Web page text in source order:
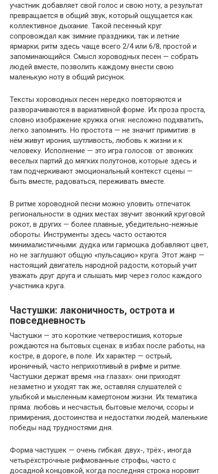
участник добавляет свой голос и свою ноту, а результат
превращается в общий звук, который ощущается как
коллективное дыхание. Такой песенный круг
сопровождал как зимние праздники, так и летние
ярмарки; ритм здесь чаще всего 2/4 или 6/8, простой и
запоминающийся. Смысл хороводных песен — собрать
людей вместе, позволить каждому внести свою
маленькую ноту в общий рисунок.
Тексты хороводных песен нередко повторяются и
разворачиваются в вариативной форме. Их проза проста,
словно изображение кружка огня: несложно подхватить,
легко запомнить. Но простота — не значит примитив: в
нём живут ирония, шутливость, любовь к жизни и к
человеку. Исполнение — это игра голосов: от звонких
веселых партий до мягких полутонов, которые здесь и
там подчеркивают эмоциональный контекст сцены —
быть вместе, радоваться, переживать вместе.
В ритме хороводной песни можно уловить отпечаток
региональности: в одних местах звучит звонкий круговой
рокот, в других — более плавные, убедительно-нежные
обороты. Инструменты здесь часто остаются
минималистичными: дудка или гармошка добавляют цвет,
но не заглушают общую «пульсацию» круга. Этот жанр —
настоящий двигатель народной радости, который учит
уважать друг друга и слышать мир через голос каждого
участника круга.
Частушки: лаконичность, острота и
повседневность
Частушки — это короткие четверостишия, которые
рождаются на бытовых сценах: в избах после работы, на
костре, в дороге, в поле. Их характер — острый,
ироничный, часто неприхотливый в рифме и ритме.
Частушки держат время «на глазах»: они приходят
незаметно и уходят так же, оставляя слушателей с
улыбкой и мысленным камертоном жизни. Их тематика
пряма: любовь и несчастья, бытовые мелочи, ссоры и
примирения, достоинства и недостатки людей, маленькие
победы над трудностями дня.
Форма частушек — очень гибкая: двух-, трёх-, иногда
четырёхстрочные рифмованные строфы, часто с
досадной концовкой, когда последняя строка норовит